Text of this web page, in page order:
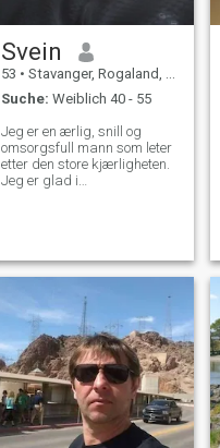
Svein
53 • Stavanger, Rogaland, Norwegen
Suche: Weiblich 40 - 55
Jeg er en ærlig, snill og
omsorgsfull mann som leter
etter den store kjærligheten.
Jeg er glad i